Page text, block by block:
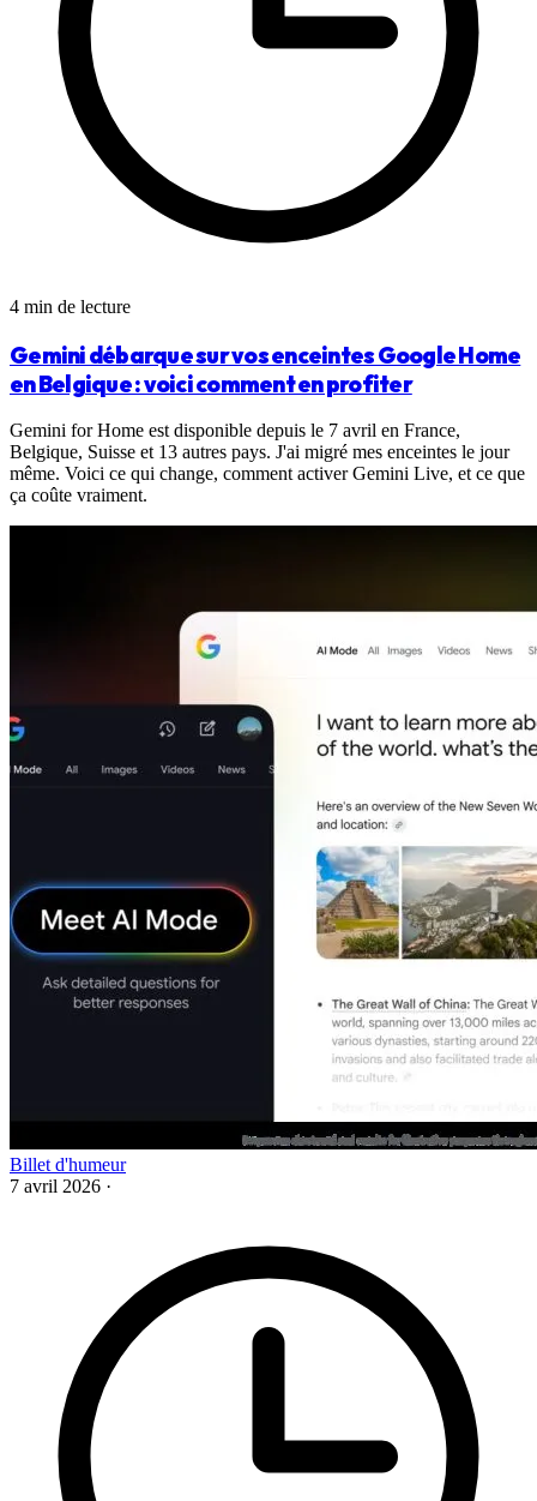
4 min de lecture
Gemini débarque sur vos enceintes Google Home
en Belgique : voici comment en profiter
Gemini for Home est disponible depuis le 7 avril en France,
Belgique, Suisse et 13 autres pays. J'ai migré mes enceintes le jour
même. Voici ce qui change, comment activer Gemini Live, et ce que
ça coûte vraiment.
Billet d'humeur
7 avril 2026 ·